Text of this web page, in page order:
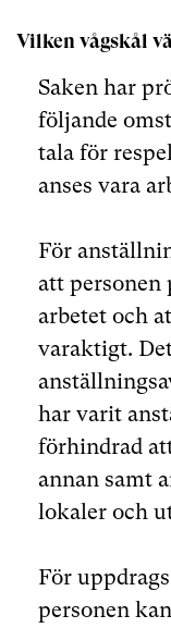
Vilken vågskål
Saken har
följande
tala för
anses vara
För
att personen
arbetet och
varaktigt.
har varit
förhindrad
annan samt
lokaler och
För
personen